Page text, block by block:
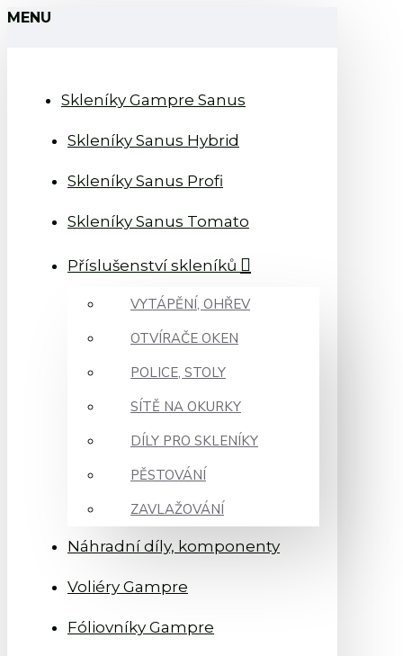
MENU
Skleníky Gampre Sanus
Skleníky Sanus Hybrid
Skleníky Sanus Profi
Skleníky Sanus Tomato
Příslušenství skleníků
VYTÁPĚNÍ, OHŘEV
OTVÍRAČE OKEN
POLICE, STOLY
SÍTĚ NA OKURKY
DÍLY PRO SKLENÍKY
PĚSTOVÁNÍ
ZAVLAŽOVÁNÍ
Náhradní díly, komponenty
Voliéry Gampre
Fóliovníky Gampre